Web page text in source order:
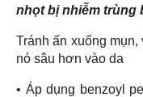
nhọt bị nhiễm trùng
Tránh ấn xuống
nó sâu hơn vào da
• Áp dụng benzoyl